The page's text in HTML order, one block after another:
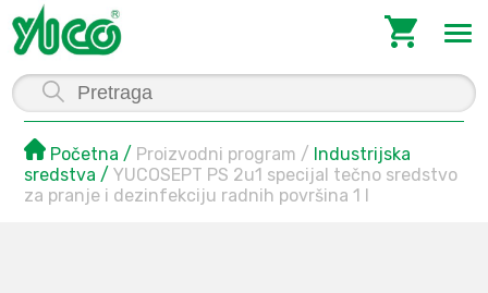
Početna Proizvodni program
Industrijska
sredstva
YUCOSEPT PS 2u1 specijal tečno sredstvo
za pranje i dezinfekciju radnih površina 1 l